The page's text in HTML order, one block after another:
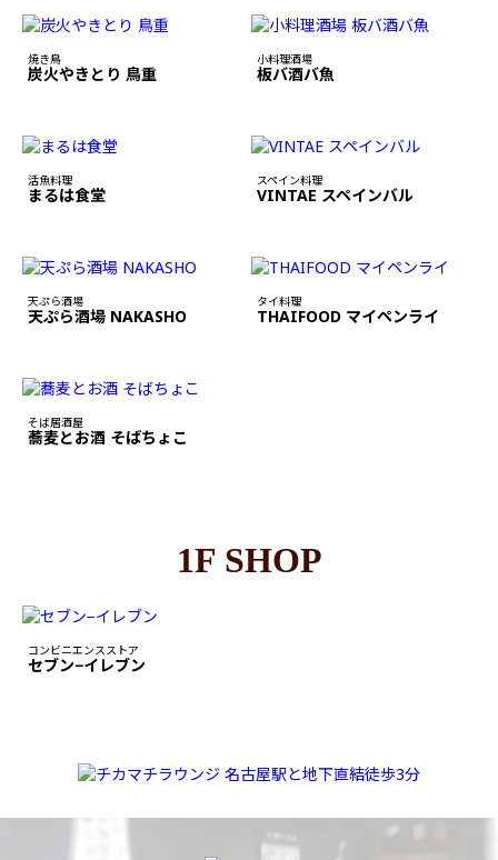
焼き鳥
炭火やきとり 鳥重
小料理酒場
板バ酒バ魚
活魚料理
まるは食堂
スペイン料理
VINTAE スペインバル
天ぷら酒場
天ぷら酒場 NAKASHO
タイ料理
THAIFOOD マイペンライ
そば居酒屋
蕎麦とお酒 そばちょこ
1F SHOP
コンビニエンスストア
セブン−イレブン